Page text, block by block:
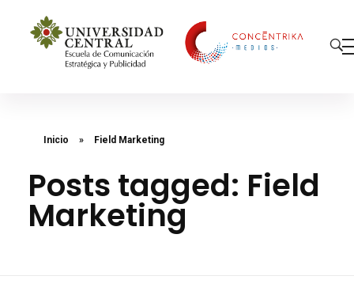
Inicio » Field Marketing
Posts tagged: Field
Marketing